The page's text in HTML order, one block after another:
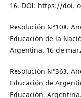
16. DOI: https://doi.
Resolución N°108.
Educación de la
Argentina. 16 de
Resolución N°363.
Educación de
Educación.